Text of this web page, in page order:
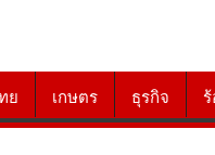
ย เกษตร ธุรกิจ